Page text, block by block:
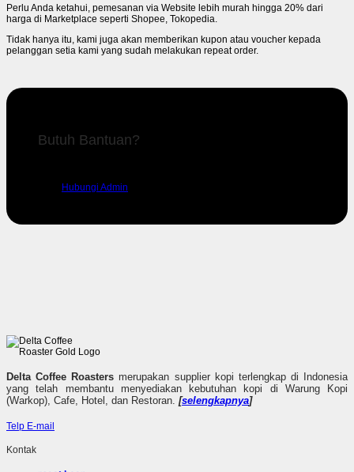
Perlu Anda ketahui, pemesanan via Website lebih murah hingga 20% dari
harga di Marketplace seperti Shopee, Tokopedia.
Tidak hanya itu, kami juga akan memberikan kupon atau voucher kepada
pelanggan setia kami yang sudah melakukan repeat order.
Butuh Bantuan?
Hubungi Admin
Delta Coffee Roasters merupakan supplier kopi terlengkap di Indonesia
yang telah membantu menyediakan kebutuhan kopi di Warung Kopi
(Warkop), Cafe, Hotel, dan Restoran. [selengkapnya]
Telp E-mail
Kontak